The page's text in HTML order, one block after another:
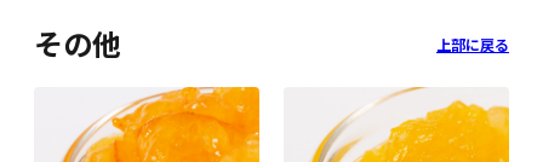
その他 上部に戻る